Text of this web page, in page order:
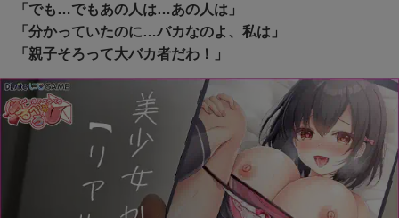
「でも…でもあの人は…あの人は」
「分かっていたのに…バカなのよ、私は」
「親子そろって大バカ者だわ！」